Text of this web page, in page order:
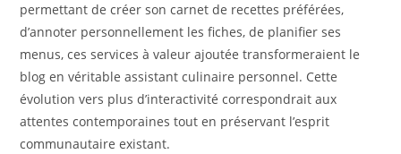
permettant de créer son carnet de recettes préférées,
d’annoter personnellement les fiches, de planifier ses
menus, ces services à valeur ajoutée transformeraient le
blog en véritable assistant culinaire personnel. Cette
évolution vers plus d’interactivité correspondrait aux
attentes contemporaines tout en préservant l’esprit
communautaire existant.